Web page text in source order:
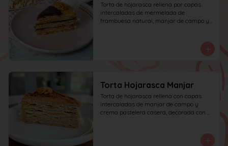
Torta de hojarasca rellena por capas
intercaladas de mermelada de
frambuesa natural, manjar de campo y
Torta Hojarasca Manjar
Torta de hojarasca rellena con capas
intercaladas de manjar de campo y
crema pastelera casera, decorada con